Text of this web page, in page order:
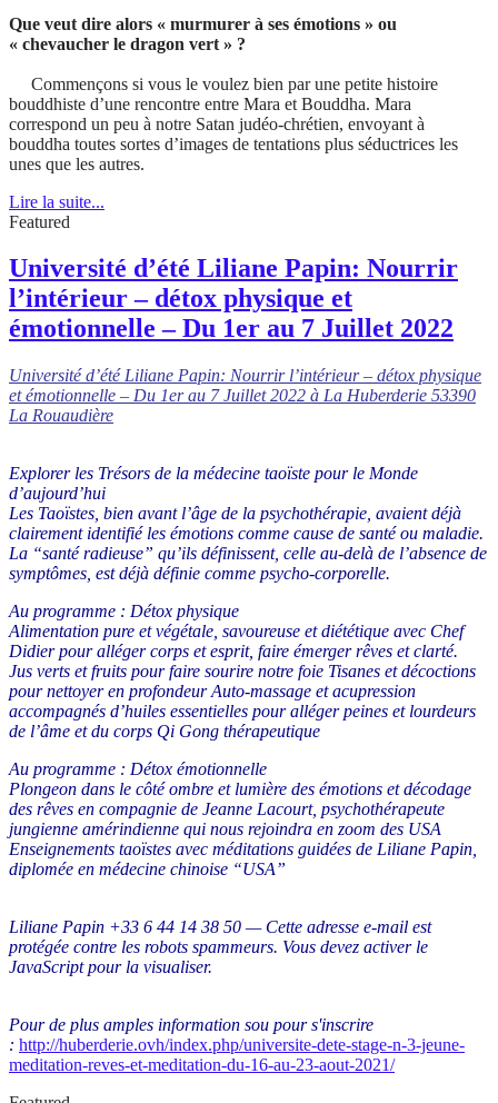
Que veut dire alors « murmurer à ses émotions » ou
« chevaucher le dragon vert » ?
Commençons si vous le voulez bien par une petite histoire
bouddhiste d’une rencontre entre Mara et Bouddha. Mara
correspond un peu à notre Satan judéo-chrétien, envoyant à
bouddha toutes sortes d’images de tentations plus séductrices les
unes que les autres.
Lire la suite...
Featured
Université d’été Liliane Papin: Nourrir
l’intérieur – détox physique et
émotionnelle – Du 1er au 7 Juillet 2022
Université d’été Liliane Papin: Nourrir l’intérieur – détox physique
et émotionnelle – Du 1er au 7 Juillet 2022 à La Huberderie 53390
La Rouaudière
Explorer les Trésors de la médecine taoïste pour le Monde
d’aujourd’hui
Les Taoïstes, bien avant l’âge de la psychothérapie, avaient déjà
clairement identifié les émotions comme cause de santé ou maladie.
La “santé radieuse” qu’ils définissent, celle au-delà de l’absence de
symptômes, est déjà définie comme psycho-corporelle.
Au programme : Détox physique
Alimentation pure et végétale, savoureuse et diététique avec Chef
Didier pour alléger corps et esprit, faire émerger rêves et clarté.
Jus verts et fruits pour faire sourire notre foie Tisanes et décoctions
pour nettoyer en profondeur Auto-massage et acupression
accompagnés d’huiles essentielles pour alléger peines et lourdeurs
de l’âme et du corps Qi Gong thérapeutique
Au programme : Détox émotionnelle
Plongeon dans le côté ombre et lumière des émotions et décodage
des rêves en compagnie de Jeanne Lacourt, psychothérapeute
jungienne amérindienne qui nous rejoindra en zoom des USA
Enseignements taoïstes avec méditations guidées de Liliane Papin,
diplomée en médecine chinoise “USA”
Liliane Papin ‭+33 6 44 14 38 50‬ — Cette adresse e-mail est
protégée contre les robots spammeurs. Vous devez activer le
JavaScript pour la visualiser.
Pour de plus amples information sou pour s'inscrire
: http://huberderie.ovh/index.php/universite-dete-stage-n-3-jeune-
meditation-reves-et-meditation-du-16-au-23-aout-2021/